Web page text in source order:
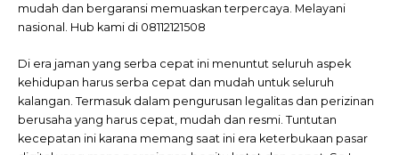
mudah dan bergaransi memuaskan terpercaya. Melayani
nasional. Hub kami di 08112121508
Di era jaman yang serba cepat ini menuntut seluruh aspek
kehidupan harus serba cepat dan mudah untuk seluruh
kalangan. Termasuk dalam pengurusan legalitas dan perizinan
berusaha yang harus cepat, mudah dan resmi. Tuntutan
kecepatan ini karana memang saat ini era keterbukaan pasar